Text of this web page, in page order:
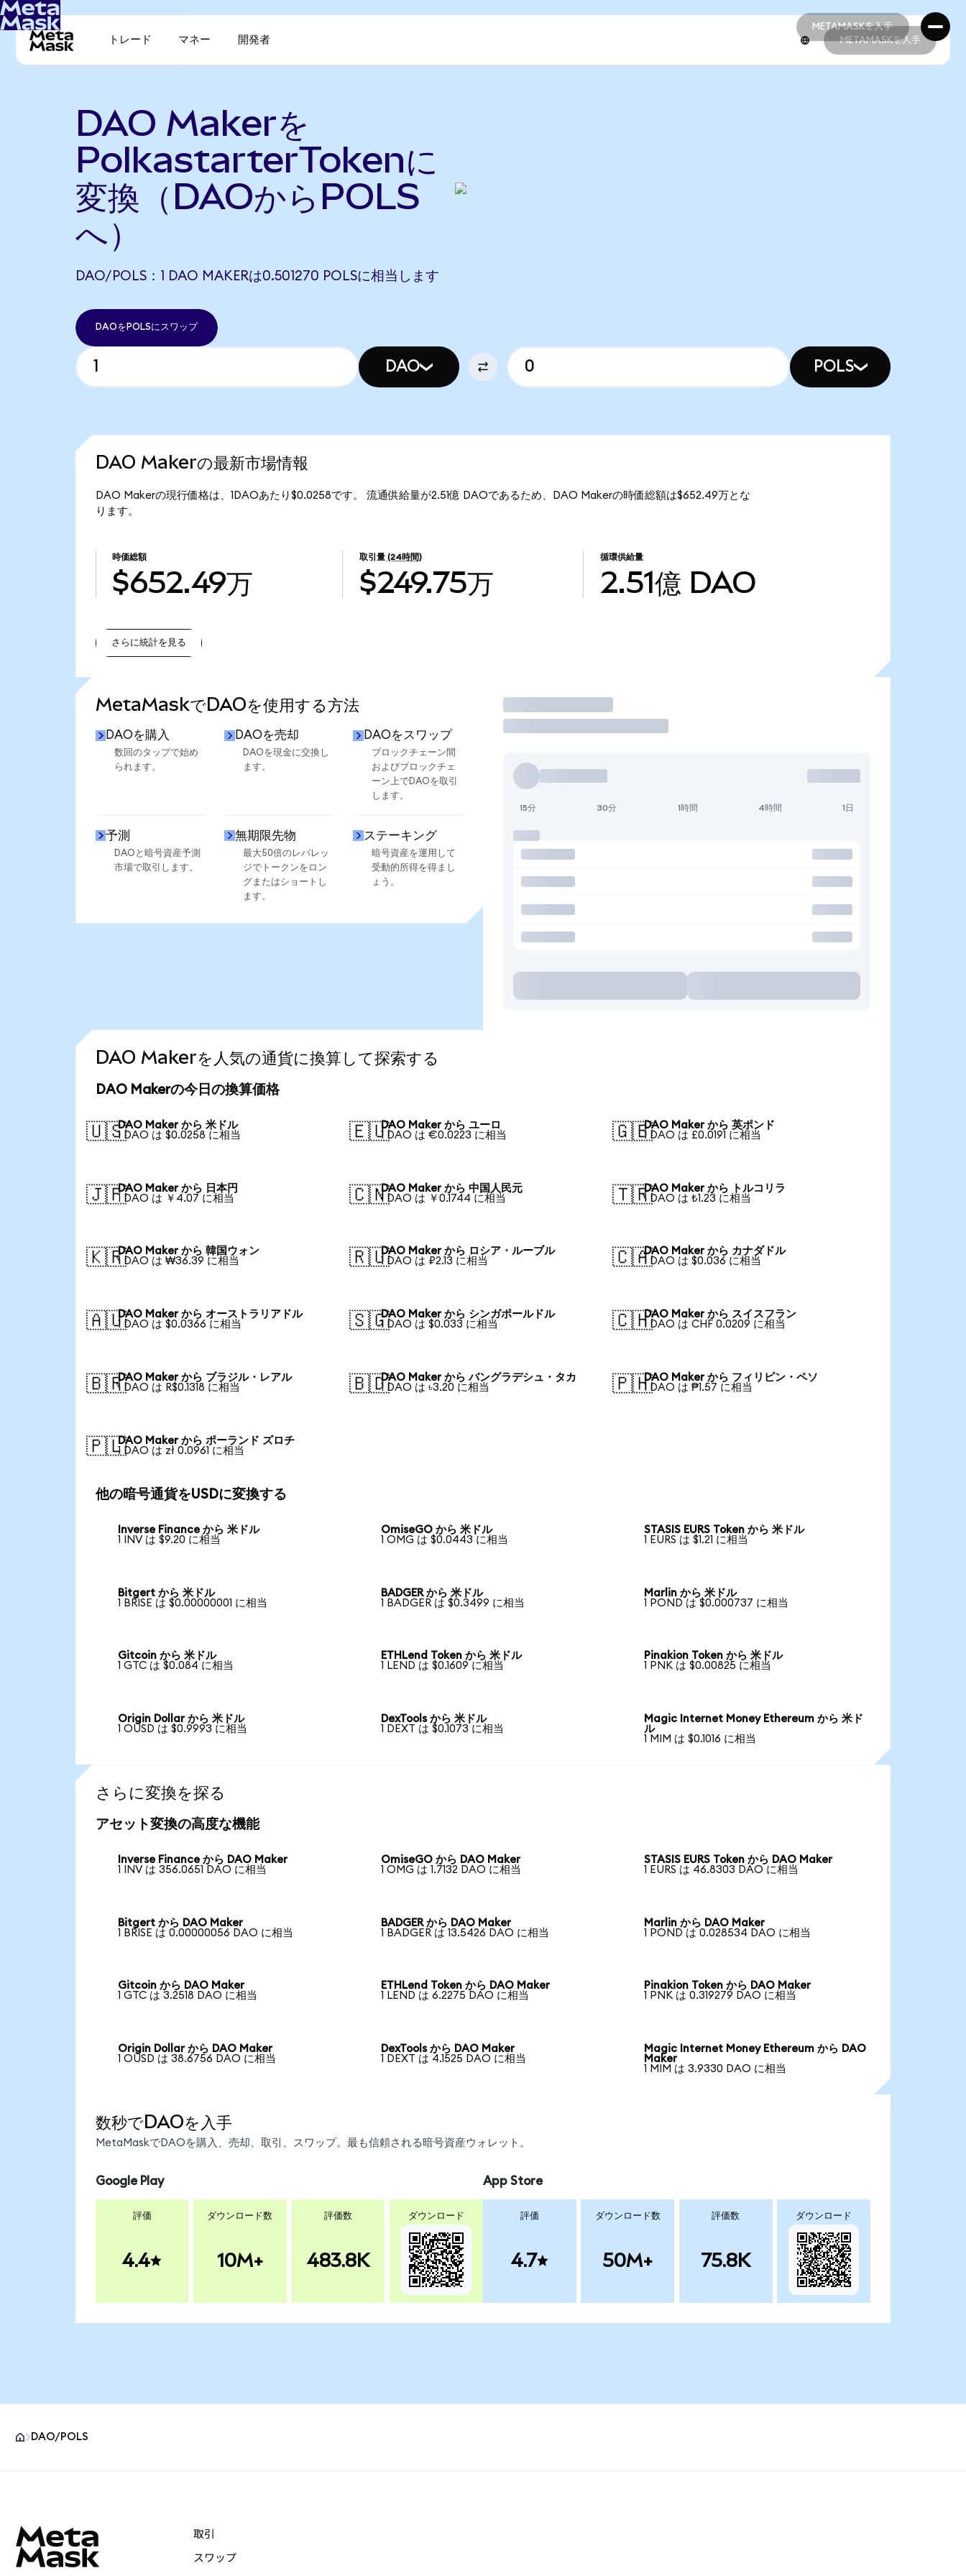
METAMASKを入手
METAMASKを入手
トレード マネー 開発者 METAMASKを入手
DAO Makerを
PolkastarterTokenに
変換（DAOからPOLS
へ）
DAO/POLS：1 DAO MAKERは0.501270 POLSに相当します
DAOをPOLSにスワップ
DAO POLS
DAO Makerの最新市場情報
DAO Makerの現行価格は、1DAOあたり$0.0258です。 流通供給量が2.51億 DAOであるため、DAO Makerの時価総額は$652.49万とな
ります。
時価総額
$652.49万
取引量 (24時間)
$249.75万
循環供給量
2.51億 DAO
さらに統計を見る
MetaMaskでDAOを使用する方法
DAOを購入
数回のタップで始め
られます。
DAOを売却
DAOを現金に交換し
ます。
DAOをスワップ
ブロックチェーン間
およびブロックチェ
ーン上でDAOを取引
します。
予測
DAOと暗号資産予測
市場で取引します。
無期限先物
最大50倍のレバレッ
ジでトークンをロン
グまたはショートし
ます。
ステーキング
暗号資産を運用して
受動的所得を得まし
ょう。
取引
15分 30分 1時間 4時間 1日
DAO Makerを人気の通貨に換算して探索する
DAO Makerの今日の換算価格
🇺🇸DAO Maker から 米ドル
1 DAO は $0.0258 に相当
🇪🇺DAO Maker から ユーロ
1 DAO は €0.0223 に相当
🇬🇧DAO Maker から 英ポンド
1 DAO は £0.0191 に相当
🇯🇵DAO Maker から 日本円
1 DAO は ￥4.07 に相当
🇨🇳DAO Maker から 中国人民元
1 DAO は ￥0.1744 に相当
🇹🇷DAO Maker から トルコリラ
1 DAO は ₺1.23 に相当
🇰🇷DAO Maker から 韓国ウォン
1 DAO は ₩36.39 に相当
🇷🇺DAO Maker から ロシア・ルーブル
1 DAO は ₽2.13 に相当
🇨🇦DAO Maker から カナダドル
1 DAO は $0.036 に相当
🇦🇺DAO Maker から オーストラリアドル
1 DAO は $0.0366 に相当
🇸🇬DAO Maker から シンガポールドル
1 DAO は $0.033 に相当
🇨🇭DAO Maker から スイスフラン
1 DAO は CHF 0.0209 に相当
🇧🇷DAO Maker から ブラジル・レアル
1 DAO は R$0.1318 に相当
🇧🇩DAO Maker から バングラデシュ・タカ
1 DAO は ৳3.20 に相当
🇵🇭DAO Maker から フィリピン・ペソ
1 DAO は ₱1.57 に相当
🇵🇱DAO Maker から ポーランド ズロチ
1 DAO は zł 0.0961 に相当
他の暗号通貨をUSDに変換する
Inverse Finance から 米ドル
1 INV は $9.20 に相当
OmiseGO から 米ドル
1 OMG は $0.0443 に相当
STASIS EURS Token から 米ドル
1 EURS は $1.21 に相当
Bitgert から 米ドル
1 BRISE は $0.00000001 に相当
BADGER から 米ドル
1 BADGER は $0.3499 に相当
Marlin から 米ドル
1 POND は $0.000737 に相当
Gitcoin から 米ドル
1 GTC は $0.084 に相当
ETHLend Token から 米ドル
1 LEND は $0.1609 に相当
Pinakion Token から 米ドル
1 PNK は $0.00825 に相当
Origin Dollar から 米ドル
1 OUSD は $0.9993 に相当
DexTools から 米ドル
1 DEXT は $0.1073 に相当
Magic Internet Money Ethereum から 米ド
ル
1 MIM は $0.1016 に相当
さらに変換を探る
アセット変換の高度な機能
Inverse Finance から DAO Maker
1 INV は 356.0651 DAO に相当
OmiseGO から DAO Maker
1 OMG は 1.7132 DAO に相当
STASIS EURS Token から DAO Maker
1 EURS は 46.8303 DAO に相当
Bitgert から DAO Maker
1 BRISE は 0.00000056 DAO に相当
BADGER から DAO Maker
1 BADGER は 13.5426 DAO に相当
Marlin から DAO Maker
1 POND は 0.028534 DAO に相当
Gitcoin から DAO Maker
1 GTC は 3.2518 DAO に相当
ETHLend Token から DAO Maker
1 LEND は 6.2275 DAO に相当
Pinakion Token から DAO Maker
1 PNK は 0.319279 DAO に相当
Origin Dollar から DAO Maker
1 OUSD は 38.6756 DAO に相当
DexTools から DAO Maker
1 DEXT は 4.1525 DAO に相当
Magic Internet Money Ethereum から DAO
Maker
1 MIM は 3.9330 DAO に相当
数秒でDAOを入手
MetaMaskでDAOを購入、売却、取引、スワップ。最も信頼される暗号資産ウォレット。
Google Play
評価
4.4
ダウンロード数
10M+
評価数
483.8K
ダウンロード
App Store
評価
4.7
ダウンロード数
50M+
評価数
75.8K
ダウンロード
DAO/POLS
取引
スワップ